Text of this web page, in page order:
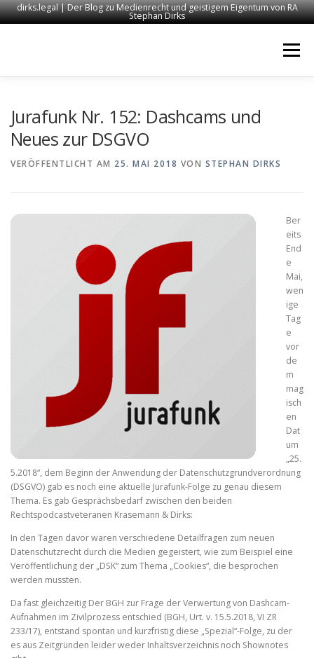
dirks.legal | Der Blog zu Medienrecht und geistigem Eigentum von RA
Stephan Dirks
Menü
Jurafunk Nr. 152: Dashcams und
Neues zur DSGVO
VERÖFFENTLICHT AM 25. MAI 2018 VON STEPHAN DIRKS
Ber
eits
End
e
Mai,
wen
ige
Tag
e
vor
de
m
mag
isch
en
Dat
um
„25.
5.2018“, dem Beginn der Anwendung der Datenschutzgrundverordnung
(DSGVO) gab es noch eine aktuelle Jurafunk-Folge zu genau diesem
Thema. Es gab Gesprächsbedarf zwischen den beiden
Rechtspodcastveteranen Krasemann & Dirks:
In den Tagen davor waren verschiedene Detailfragen zum neuen
Datenschutzrecht durch die Medien gegeistert, wie zum Beispiel eine
Veröffentlichung der „DSK“ zum Thema „Cookies“, die besprochen
werden mussten.
Da fast gleichzeitig Der BGH zur Frage der Verwertung von Dashcam-
Aufnahmen im Zivilprozess entschied (BGH, Urt. v. 15.5.2018, VI ZR
233/17), entstand spontan und kurzfristig diese „Spezial“-Folge, zu der
es aus Zeitgründen leider weder Inhaltsverzeichnis noch Shownotes